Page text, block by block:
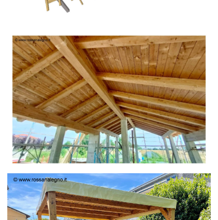
TETTO IN ABETE LAMELLARE PRETAGLIATO